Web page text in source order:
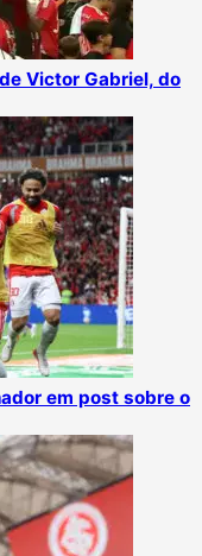
Victor Gabriel, do
em post sobre o